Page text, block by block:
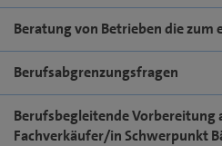
Beratung von Betrieben die zum
Berufsabgrenzungsfragen
Berufsbegleitende Vorbereitung
Fachverkäufer/in Schwerpunkt